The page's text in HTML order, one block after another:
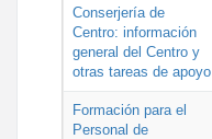
Conserjería de
Centro: información
general del Centro y
otras tareas de apoyo
Formación para el
Personal de